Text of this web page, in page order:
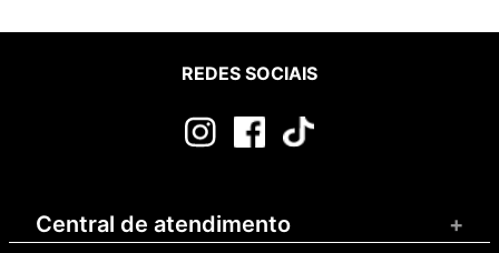
REDES SOCIAIS
Central de atendimento +